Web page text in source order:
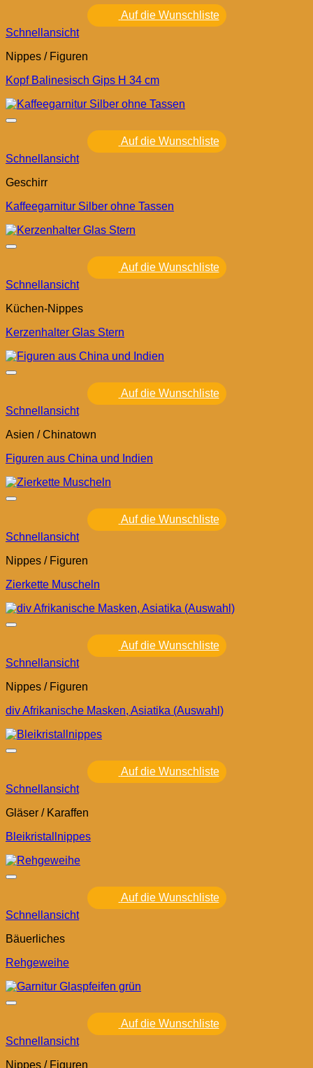
Auf die Wunschliste
Schnellansicht
Nippes / Figuren
Kopf Balinesisch Gips H 34 cm
Auf die Wunschliste
Schnellansicht
Geschirr
Kaffeegarnitur Silber ohne Tassen
Auf die Wunschliste
Schnellansicht
Küchen-Nippes
Kerzenhalter Glas Stern
Auf die Wunschliste
Schnellansicht
Asien / Chinatown
Figuren aus China und Indien
Auf die Wunschliste
Schnellansicht
Nippes / Figuren
Zierkette Muscheln
Auf die Wunschliste
Schnellansicht
Nippes / Figuren
div Afrikanische Masken, Asiatika (Auswahl)
Auf die Wunschliste
Schnellansicht
Gläser / Karaffen
Bleikristallnippes
Auf die Wunschliste
Schnellansicht
Bäuerliches
Rehgeweihe
Auf die Wunschliste
Schnellansicht
Nippes / Figuren